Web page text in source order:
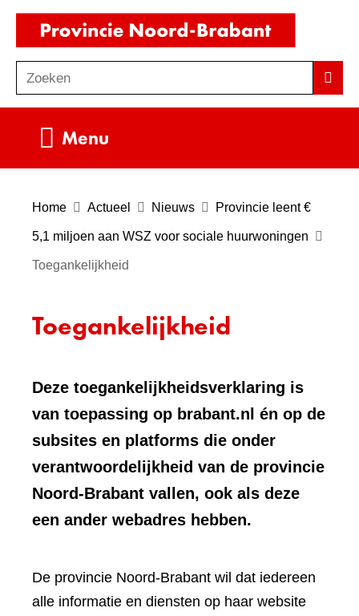
Ga
de
inhoud
o
e
Zoeken
Menu
Home Actueel Nieuws Provincie leent €
5,1 miljoen aan WSZ voor sociale huurwoningen
Toegankelijkheid
Toegankelijkheid
Deze toegankelijkheidsverklaring is
van toepassing op brabant.nl én op de
subsites en platforms die onder
verantwoordelijkheid van de provincie
Noord-Brabant vallen, ook als deze
een ander webadres hebben.
De provincie Noord-Brabant wil dat iedereen
alle informatie en diensten op haar website